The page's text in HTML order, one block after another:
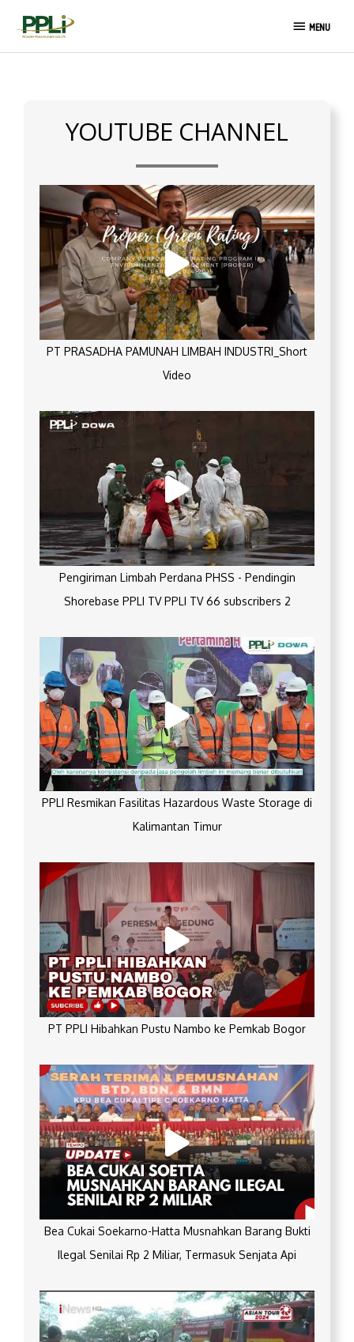
MENU
MENU
YOUTUBE CHANNEL
PT PRASADHA PAMUNAH LIMBAH INDUSTRI_Short
Video
Pengiriman Limbah Perdana PHSS - Pendingin
Shorebase PPLI TV PPLI TV 66 subscribers 2
PPLI Resmikan Fasilitas Hazardous Waste Storage di
Kalimantan Timur
PT PPLI Hibahkan Pustu Nambo ke Pemkab Bogor
Bea Cukai Soekarno-Hatta Musnahkan Barang Bukti
Ilegal Senilai Rp 2 Miliar, Termasuk Senjata Api